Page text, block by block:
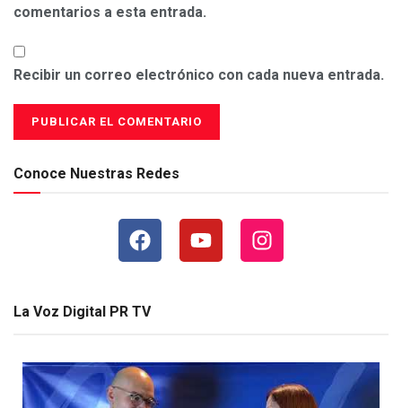
comentarios a esta entrada.
Recibir un correo electrónico con cada nueva entrada.
Conoce Nuestras Redes
La Voz Digital PR TV